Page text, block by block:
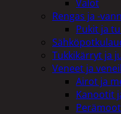
Valot
Rengas ja -
Pukit ja
Tukkikärryt ja
Veneet ja
Airot ja
Kanootit